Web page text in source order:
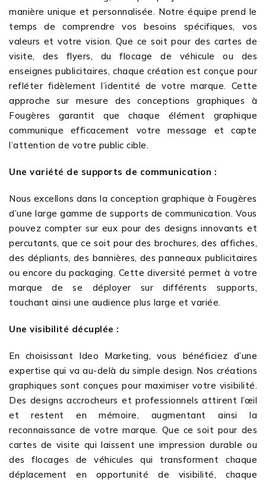
manière unique et personnalisée. Notre équipe prend le
temps de comprendre vos besoins spécifiques, vos
valeurs et votre vision. Que ce soit pour des cartes de
visite, des flyers, du flocage de véhicule ou des
enseignes publicitaires, chaque création est conçue pour
refléter fidèlement l’identité de votre marque. Cette
approche sur mesure des conceptions graphiques à
Fougères garantit que chaque élément graphique
communique efficacement votre message et capte
l’attention de votre public cible.
Une variété de supports de communication :
Nous excellons dans la conception graphique à Fougères
d’une large gamme de supports de communication. Vous
pouvez compter sur eux pour des designs innovants et
percutants, que ce soit pour des brochures, des affiches,
des dépliants, des bannières, des panneaux publicitaires
ou encore du packaging. Cette diversité permet à votre
marque de se déployer sur différents supports,
touchant ainsi une audience plus large et variée.
Une visibilité décuplée :
En choisissant Ideo Marketing, vous bénéficiez d’une
expertise qui va au-delà du simple design. Nos créations
graphiques sont conçues pour maximiser votre visibilité.
Des designs accrocheurs et professionnels attirent l’œil
et restent en mémoire, augmentant ainsi la
reconnaissance de votre marque. Que ce soit pour des
cartes de visite qui laissent une impression durable ou
des flocages de véhicules qui transforment chaque
déplacement en opportunité de visibilité, chaque